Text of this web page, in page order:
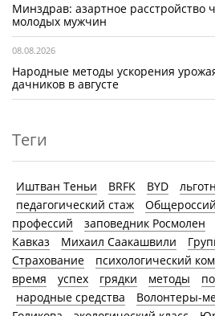
Минздрав: азартное расстройство
молодых мужчин
08.08.2026
Народные методы ускорения
дачников в августе
Теги
Иштван Теньи BRFK BYD
педагогический стаж
профессий
заповедник Росмолен
Кавказ
Михаил Саакашвили
Страхование
психологический
время
успех грядки методы
народные средства
Волонтеры-